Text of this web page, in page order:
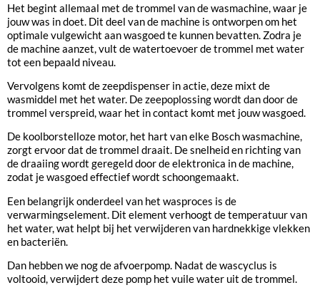
Het begint allemaal met de trommel van de wasmachine, waar je
jouw was in doet. Dit deel van de machine is ontworpen om het
optimale vulgewicht aan wasgoed te kunnen bevatten. Zodra je
de machine aanzet, vult de watertoevoer de trommel met water
tot een bepaald niveau.
Vervolgens komt de zeepdispenser in actie, deze mixt de
wasmiddel met het water. De zeepoplossing wordt dan door de
trommel verspreid, waar het in contact komt met jouw wasgoed.
De koolborstelloze motor, het hart van elke Bosch wasmachine,
zorgt ervoor dat de trommel draait. De snelheid en richting van
de draaiing wordt geregeld door de elektronica in de machine,
zodat je wasgoed effectief wordt schoongemaakt.
Een belangrijk onderdeel van het wasproces is de
verwarmingselement. Dit element verhoogt de temperatuur van
het water, wat helpt bij het verwijderen van hardnekkige vlekken
en bacteriën.
Dan hebben we nog de afvoerpomp. Nadat de wascyclus is
voltooid, verwijdert deze pomp het vuile water uit de trommel.